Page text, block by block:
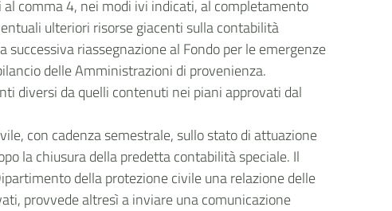
comma 4, nei modi ivi indicati, al completamento
ulteriori risorse giacenti sulla contabilità
riassegnazione al Fondo per le emergenze
delle Amministrazioni di provenienza.
diversi da quelli contenuti nei piani approvati dal
con cadenza semestrale, sullo stato di attuazione
la chiusura della predetta contabilità speciale. Il
della protezione civile una relazione delle
provvede altresì a inviare una comunicazione